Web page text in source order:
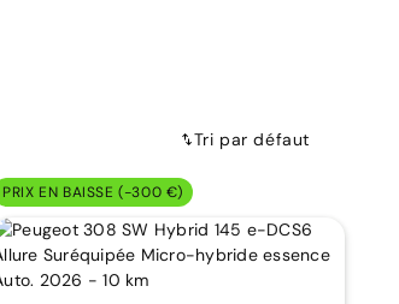
Tri par défaut
PRIX EN BAISSE (-300 €)